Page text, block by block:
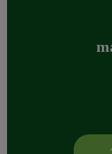
+7 800 765 43 42,